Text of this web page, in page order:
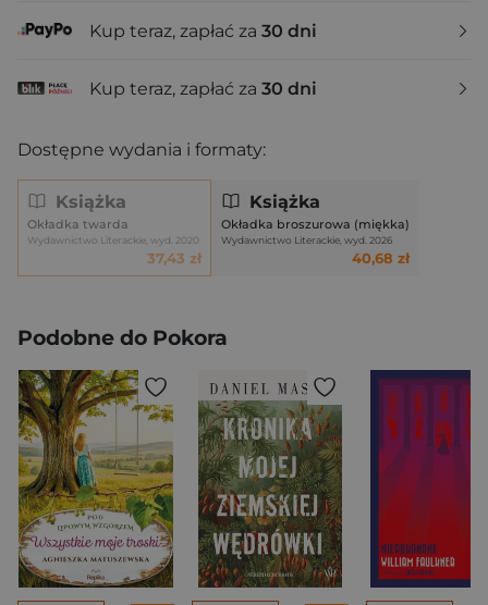
Kup teraz, zapłać za 30 dni
Kup teraz, zapłać za 30 dni
Dostępne wydania i formaty:
Książka
Okładka twarda
Wydawnictwo Literackie, wyd. 2020
37,43 zł
Książka
Okładka broszurowa (miękka)
Wydawnictwo Literackie, wyd. 2026
40,68 zł
Podobne do Pokora